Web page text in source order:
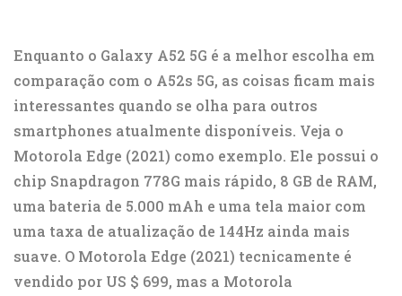
Enquanto o Galaxy A52 5G é a melhor escolha em
comparação com o A52s 5G, as coisas ficam mais
interessantes quando se olha para outros
smartphones atualmente disponíveis. Veja o
Motorola Edge (2021) como exemplo. Ele possui o
chip Snapdragon 778G mais rápido, 8 GB de RAM,
uma bateria de 5.000 mAh e uma tela maior com
uma taxa de atualização de 144Hz ainda mais
suave. O Motorola Edge (2021) tecnicamente é
vendido por US $ 699, mas a Motorola